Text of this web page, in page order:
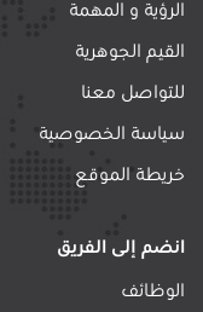
الرؤية و المهمة
القيم الجوهرية
للتواصل معنا
سياسة الخصوصية
خريطة الموقع
انضم إلى الفريق
الوظائف